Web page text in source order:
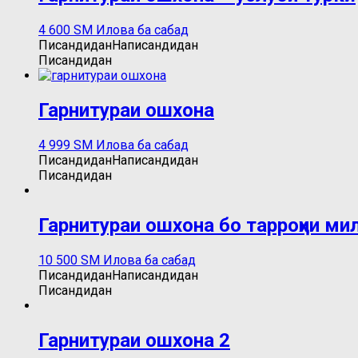
4 600 ЅМ Илова ба сабад
ПисандиданНаписандидан
Писандидан
Гарнитураи ошхона
4 999 ЅМ Илова ба сабад
ПисандиданНаписандидан
Писандидан
Гарнитураи ошхона бо тарроҳии
10 500 ЅМ Илова ба сабад
ПисандиданНаписандидан
Писандидан
Гарнитураи ошхона 2